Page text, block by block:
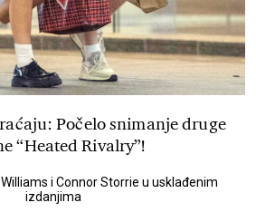
Počelo snimanje druge
“Heated Rivalry”!
i Connor Storrie u usklađenim
izdanjima